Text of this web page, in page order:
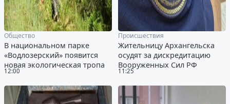
12:00
Общество
В национальном парке
«Водлозерский» появится
новая экологическая тропа
11:25
Происшествия
Жительницу Архангельска
осудят за дискредитацию
Вооруженных Сил РФ